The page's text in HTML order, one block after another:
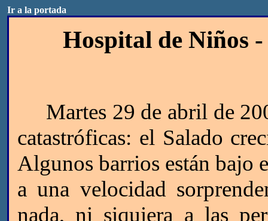
Ir a la portada
Hospital de Niños
Martes 29 de abril de
catastróficas: el Salado
Algunos barrios están bajo
a una velocidad
nada, ni siquiera a las